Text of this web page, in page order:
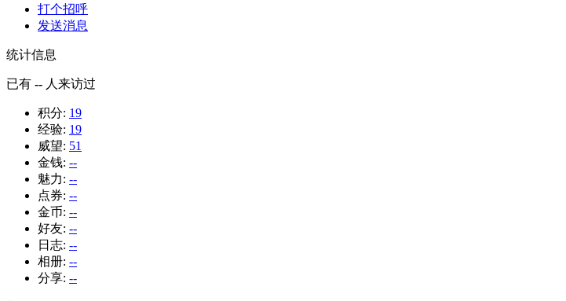
打个招呼
发送消息
统计信息
已有 -- 人来访过
积分: 19
经验: 19
威望: 51
金钱: --
魅力: --
点券: --
金币: --
好友: --
日志: --
相册: --
分享: --